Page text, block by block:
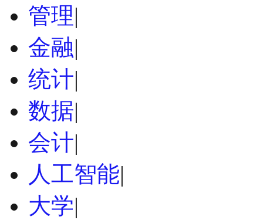
管理|
金融|
统计|
数据|
会计|
人工智能|
大学|